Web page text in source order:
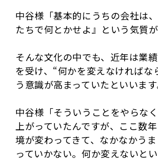
中谷様「基本的にうちの会社は
たちで何とかせよ』という気質が
そんな文化の中でも、近年は業
を受け、“何かを変えなければな
う意識が高まっていたといいます
中谷様「そういうことをやらな
上がっていたんですが、ここ数
境が変わってきて、なかなかう
っていかない。何か変えないと